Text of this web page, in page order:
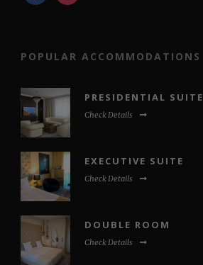
POPULAR ACCOMMODATIONS
PRESIDENTIAL SUITE
Check Details
EXECUTIVE SUITE
Check Details
DOUBLE ROOM
Check Details